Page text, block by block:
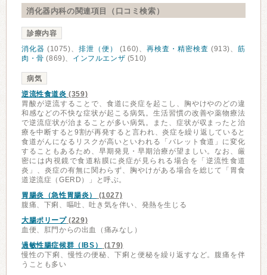
消化器内科の関連項目（口コミ検索）
診療内容
消化器 (1075)、 排泄（便） (160)、再検査・精密検査 (913)、筋
肉・骨 (869)、 インフルエンザ (510)
病気
逆流性食道炎 (359)
胃酸が逆流することで、食道に炎症を起こし、胸やけやのどの違
和感などの不快な症状が起こる病気。生活習慣の改善や薬物療法
で逆流症状が治まることが多い病気。また、症状が収まったと治
療を中断すると9割が再発すると言われ、炎症を繰り返していると
食道がんになるリスクが高いといわれる「バレット食道」に変化
することもあるため、早期発見・早期治療が望ましい。なお、厳
密には内視鏡で食道粘膜に炎症が見られる場合を「逆流性食道
炎」、炎症の有無に関わらず、胸やけがある場合を総じて「胃食
道逆流症（GERD）」と呼ぶ。
胃腸炎（急性胃腸炎）
(1027)
腹痛、下痢、嘔吐、吐き気を伴い、発熱を生じる
大腸ポリープ(229)
血便、肛門からの出血（痛みなし）
過敏性腸症候群（IBS）
(179)
慢性の下痢、慢性の便秘、下痢と便秘を繰り返すなど。腹痛を伴
うことも多い